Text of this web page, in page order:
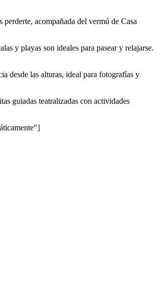
acompañada del vermú de Casa
y playas son ideales para pasear y relajarse.
desde las alturas, ideal para fotografías y
guiadas teatralizadas con actividades